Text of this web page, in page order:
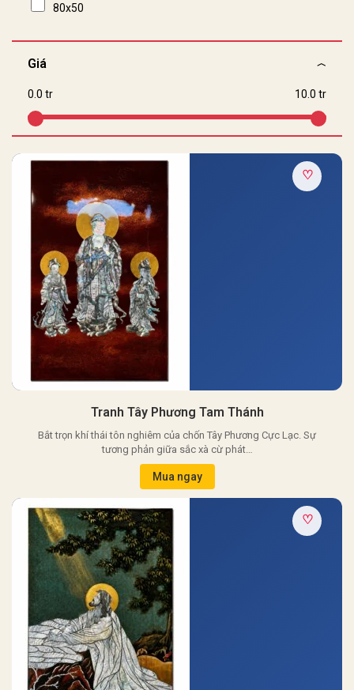
80x50
Giá
0.0 tr 10.0 tr
♡
Tranh Tây Phương Tam Thánh
Bắt trọn khí thái tôn nghiêm của chốn Tây Phương Cực Lạc. Sự
tương phản giữa sắc xà cừ phát…
Mua ngay
♡